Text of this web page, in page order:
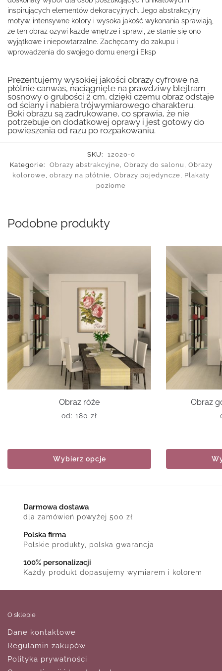
inspirujących elementów dekoracyjnych. Jego abstrakcyjny
motyw, intensywne kolory i wysoka jakość wykonania sprawiają,
że ten obraz ożywi każde wnętrze i sprawi, że stanie się ono
wyjątkowe i niepowtarzalne. Zachęcamy do zakupu i
wprowadzenia do swojego domu energii Eksp
Prezentujemy wysokiej jakości obrazy cyfrowe na
płótnie canwas, naciągnięte na prawdziwy blejtram
sosnowy o grubości 2 cm, dzięki czemu obraz odstaje
od ściany i nabiera trójwymiarowego charakteru.
Boki obrazu są zadrukowane, co sprawia, że nie
potrzebuje on dodatkowej oprawy i jest gotowy do
powieszenia od razu po rozpakowaniu.
SKU:
12020-o
Kategorie:
Obrazy abstrakcyjne, Obrazy do salonu , Obrazy
kolorowe, obrazy na płótnie, Obrazy pojedyncze, Plakaty
poziome
Podobne produkty
Obraz róże
od: 180 zł
Wybierz opcje
Obraz
Darmowa dostawa
dla zamówień powyżej 500 zł
Polska firma
Polskie produkty, polska gwarancja
100% personalizacji
Każdy produkt dopasujemy wymiarem i kolorem
O sklepie
Dane kontaktowe
Regulamin zakupów
Polityka prywatności